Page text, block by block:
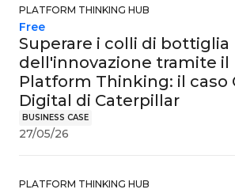
PLATFORM THINKING HUB
BUSINESS CASE
Superare i colli di bottiglia
dell'innovazione tramite il
Platform Thinking: il caso
Digital di Caterpillar
Free
27/05/26
PLATFORM THINKING HUB